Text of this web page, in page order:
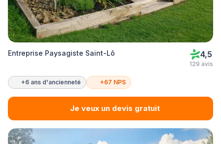
Entreprise Paysagiste Saint-Lô 4,5
129 avis
+6 ans d'ancienneté +67 NPS
Je veux un devis gratuit